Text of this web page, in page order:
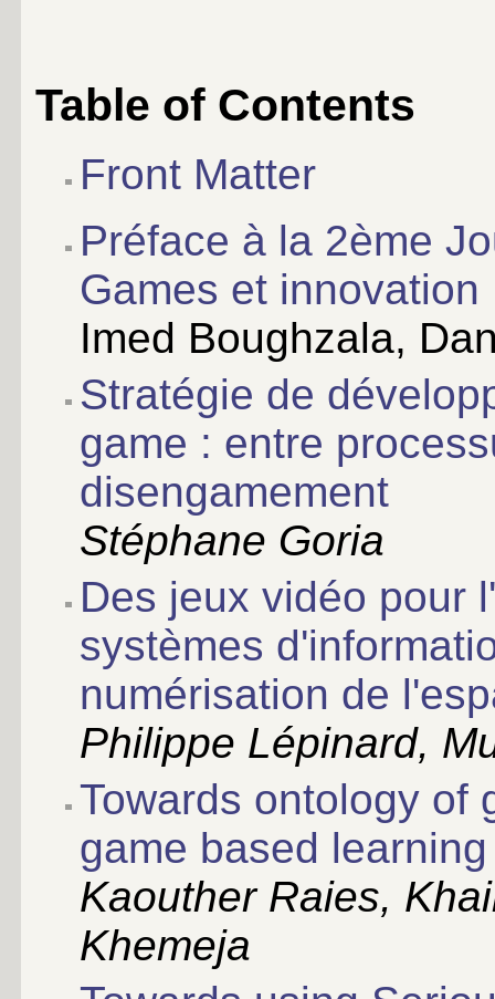
Table of Contents
Front Matter
Préface à la 2ème
Games et innovation
Imed Boughzala,
Stratégie de
game : entre
disengamement
Stéphane Goria
Des jeux vidéo pour
systèmes
numérisation de
Philippe Lépinard,
Towards ontology of
game based
Kaouther Raies,
Khemeja